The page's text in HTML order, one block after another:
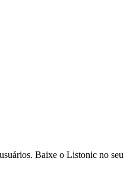
Baixe o Listonic no seu